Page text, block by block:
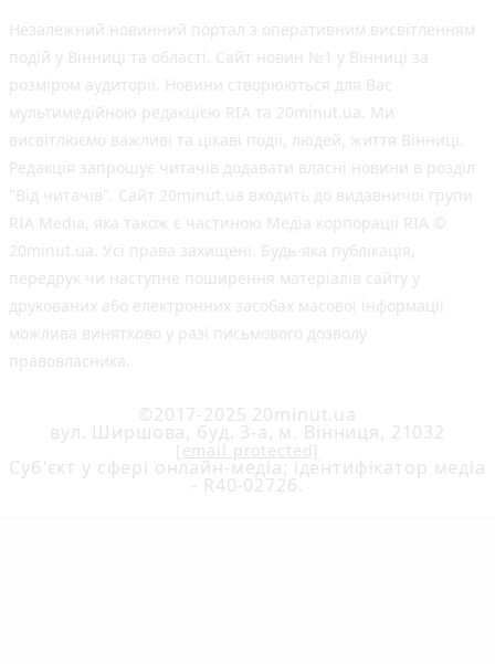
Незалежний новинний портал з оперативним висвітленням
подій у Вінниці та області. Сайт новин №1 у Вінниці за
розміром аудиторії. Новини створюються для Вас
мультимедійною редакцією RIA та 20minut.ua. Ми
висвітлюємо важливі та цікаві події, людей, життя Вінниці.
Редакція запрошує читачів додавати власні новини в розділ
"Від читачів". Сайт 20minut.ua входить до видавничої групи
RIA Media, яка також є частиною Медіа корпорації RIA ©
20minut.ua. Усі права захищені. Будь-яка публiкацiя,
передрук чи наступне поширення матеріалів сайту у
друкованих або електронних засобах масової інформації
можлива винятково у разі письмового дозволу
правовласника.
©2017-2025 20minut.ua
вул. Ширшова, буд. 3-а, м. Вінниця, 21032
[email protected]
Cуб'єкт у сфері онлайн-медіа; ідентифікатор медіа
- R40-02726.